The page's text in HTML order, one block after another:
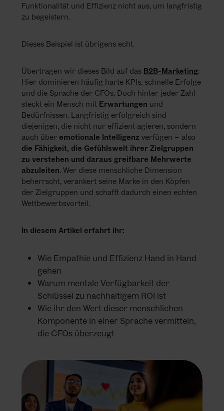
Funktionalität und Effizienz nicht aus, um langfristig
zu begeistern.
Dieses Beispiel ist übrigens echt.
Übertragen wir dieses Bild auf das B2B-Marketing:
Hier dominieren häufig harte KPIs, schnelle Erfolge
und die Sprache der CFOs. Doch hinter jeder Zahl
steckt ein Mensch mit Erwartungen und
Bedürfnissen. Langfristig erfolgreich sind
diejenigen, die nicht nur effizient agieren, sondern
auch über emotionale Intelligenz verfügen – also
die Fähigkeit, die Gefühlswelt ihrer Zielgruppen
zu verstehen und daraus greifbare Mehrwerte
abzuleiten. Wer diese menschliche Dimension
beherrscht, verankert seine Marke in den Köpfen
der Zielgruppen und schafft dadurch einen echten
Wettbewerbsvorteil.
In diesem Artikel erfahrt ihr:
Wie Empathie und Effizienz Hand in Hand
gehen
Warum mentale Verfügbarkeit der
Schlüssel zu nachhaltigem ROI ist
Wie ihr den Wert dieser menschlichen
Komponente in einer Sprache vermitteln,
die CFOs überzeugt